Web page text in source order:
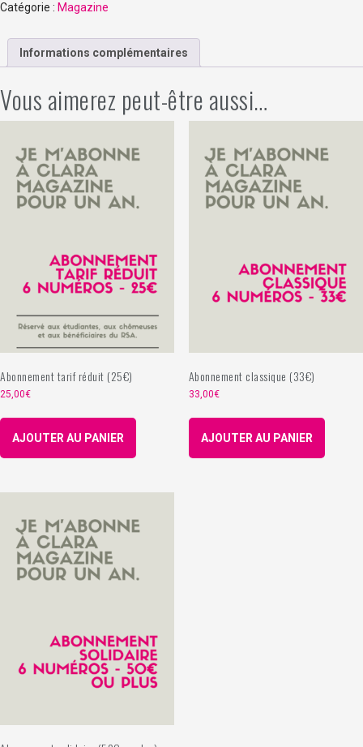
-
2023
Catégorie : Magazine
Informations complémentaires
Vous aimerez peut-être aussi…
Abonnement tarif réduit (25€)
25,00€
AJOUTER AU PANIER
Abonnement classique (33€)
33,00€
AJOUTER AU PANIER